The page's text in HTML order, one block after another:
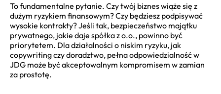
To fundamentalne pytanie. Czy twój biznes wiąże się z
dużym ryzykiem finansowym? Czy będziesz podpisywać
wysokie kontrakty? Jeśli tak, bezpieczeństwo majątku
prywatnego, jakie daje spółka z o.o., powinno być
priorytetem. Dla działalności o niskim ryzyku, jak
copywriting czy doradztwo, pełna odpowiedzialność w
JDG może być akceptowalnym kompromisem w zamian
za prostotę.